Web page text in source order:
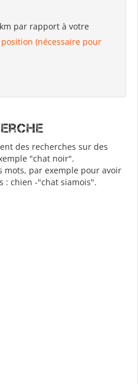
km par rapport à votre
(nécessaire pour
des recherches sur des
"chat noir".
mots, par exemple pour avoir
: chien -"chat siamois".